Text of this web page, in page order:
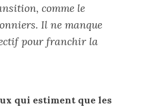
comme le
Il ne manque
pour franchir la
qui estiment que les